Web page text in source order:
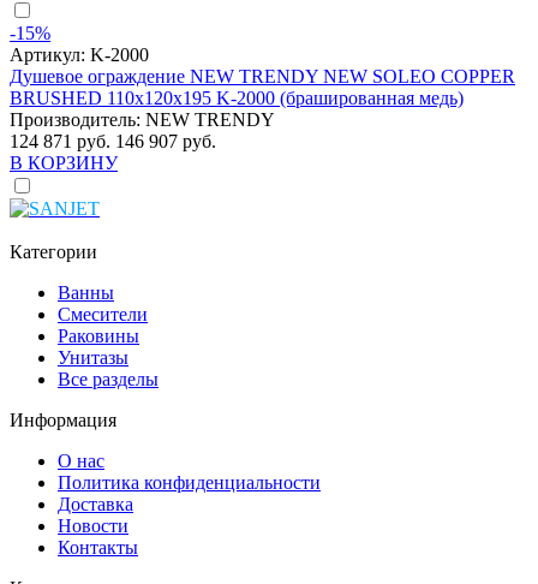
-15%
Артикул: K-2000
Душевое ограждение NEW TRENDY NEW SOLEO COPPER
BRUSHED 110x120x195 K-2000 (брашированная медь)
Производитель: NEW TRENDY
124 871 руб. 146 907 руб.
В КОРЗИНУ
Категории
Ванны
Смесители
Раковины
Унитазы
Все разделы
Информация
О нас
Политика конфиденциальности
Доставка
Новости
Контакты